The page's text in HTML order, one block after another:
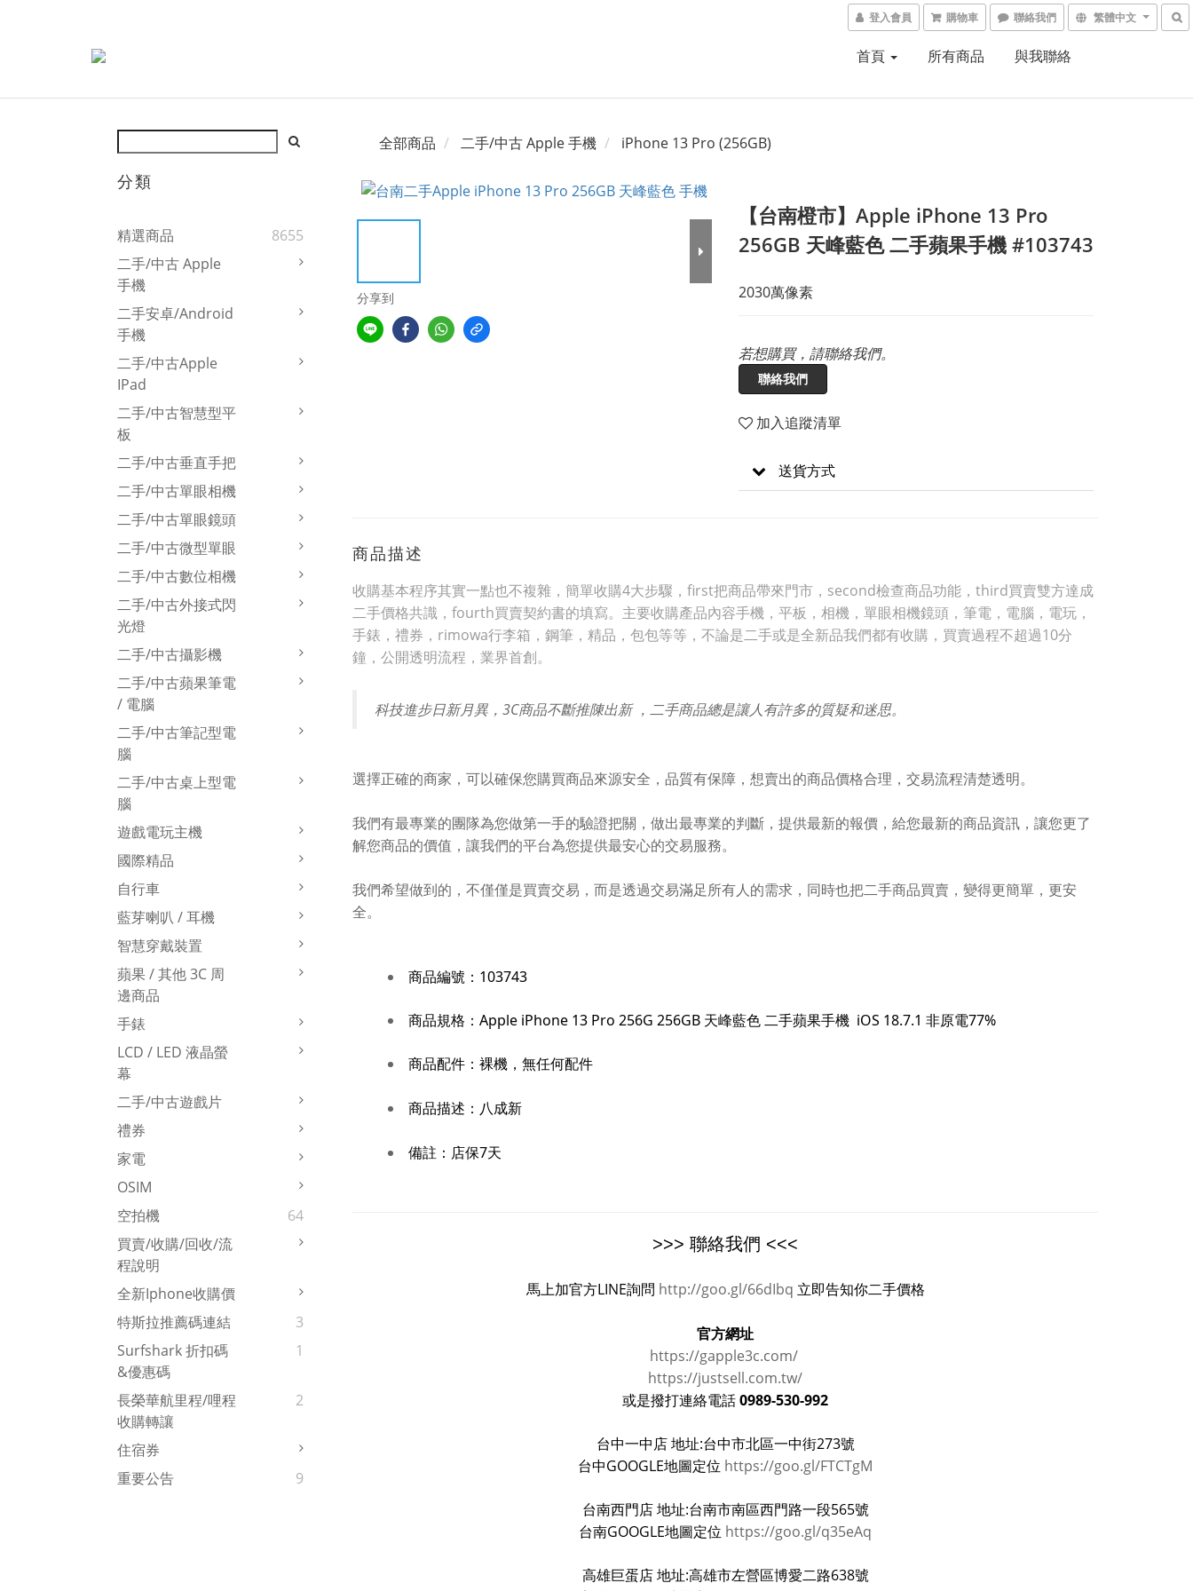
登入會員 購物車 聯絡我們 繁體中文
首頁 所有商品 與我聯絡
分類
精選商品
8655
二手/中古 Apple
手機
二手安卓/Android
手機
二手/中古Apple
IPad
二手/中古智慧型平
板
二手/中古垂直手把
二手/中古單眼相機
二手/中古單眼鏡頭
二手/中古微型單眼
二手/中古數位相機
二手/中古外接式閃
光燈
二手/中古攝影機
二手/中古蘋果筆電
/ 電腦
二手/中古筆記型電
腦
二手/中古桌上型電
腦
遊戲電玩主機
國際精品
自行車
藍芽喇叭 / 耳機
智慧穿戴裝置
蘋果 / 其他 3C 周
邊商品
手錶
LCD / LED 液晶螢
幕
二手/中古遊戲片
禮券
家電
OSIM
空拍機
64
買賣/收購/回收/流
程說明
全新iphone收購價
特斯拉推薦碼連結
3
Surfshark 折扣碼
&優惠碼
1
長榮華航里程/哩程
收購轉讓
2
住宿券
重要公告
9
全部商品 二手/中古 Apple 手機 iPhone 13 Pro (256GB)
分享到
【台南橙市】Apple iPhone 13 Pro
256GB 天峰藍色 二手蘋果手機 #103743
2030萬像素
若想購買，請聯絡我們。
聯絡我們
加入追蹤清單
送貨方式
商品描述
收購基本程序其實一點也不複雜，簡單收購4大步驟，first把商品帶來門市，second檢查商品功能，third買賣雙方達成
二手價格共識，fourth買賣契約書的填寫。主要收購產品內容手機，平板，相機，單眼相機鏡頭，筆電，電腦，電玩，
手錶，禮券，rimowa行李箱，鋼筆，精品，包包等等，不論是二手或是全新品我們都有收購，買賣過程不超過10分
鐘，公開透明流程，業界首創。
科技進步日新月異，3C商品不斷推陳出新 ，二手商品總是讓人有許多的質疑和迷思。
選擇正確的商家，可以確保您購買商品來源安全，品質有保障，想賣出的商品價格合理，交易流程清楚透明。
我們有最專業的團隊為您做第一手的驗證把關，做出最專業的判斷，提供最新的報價，給您最新的商品資訊，讓您更了
解您商品的價值，讓我們的平台為您提供最安心的交易服務。
我們希望做到的，不僅僅是買賣交易，而是透過交易滿足所有人的需求，同時也把二手商品買賣，變得更簡單，更安
全。
商品編號： 103743
商品規格： Apple iPhone 13 Pro 256G 256GB 天峰藍色 二手蘋果手機 iOS 18.7.1 非原電77%
商品配件： 裸機，無任何配件
商品描述： 八成新
備註： 店保7天
>>> 聯絡我們 <<<
馬上加官方LINE詢問 http://goo.gl/66dIbq 立即告知你二手價格
官方網址
https://gapple3c.com/
https://justsell.com.tw/
或是撥打連絡電話 0989-530-992
台中一中店 地址:台中市北區一中街273號
台中GOOGLE地圖定位 https://goo.gl/FTCTgM
台南西門店 地址:台南市南區西門路一段565號
台南GOOGLE地圖定位 https://goo.gl/q35eAq
高雄巨蛋店 地址:高雄市左營區博愛二路638號